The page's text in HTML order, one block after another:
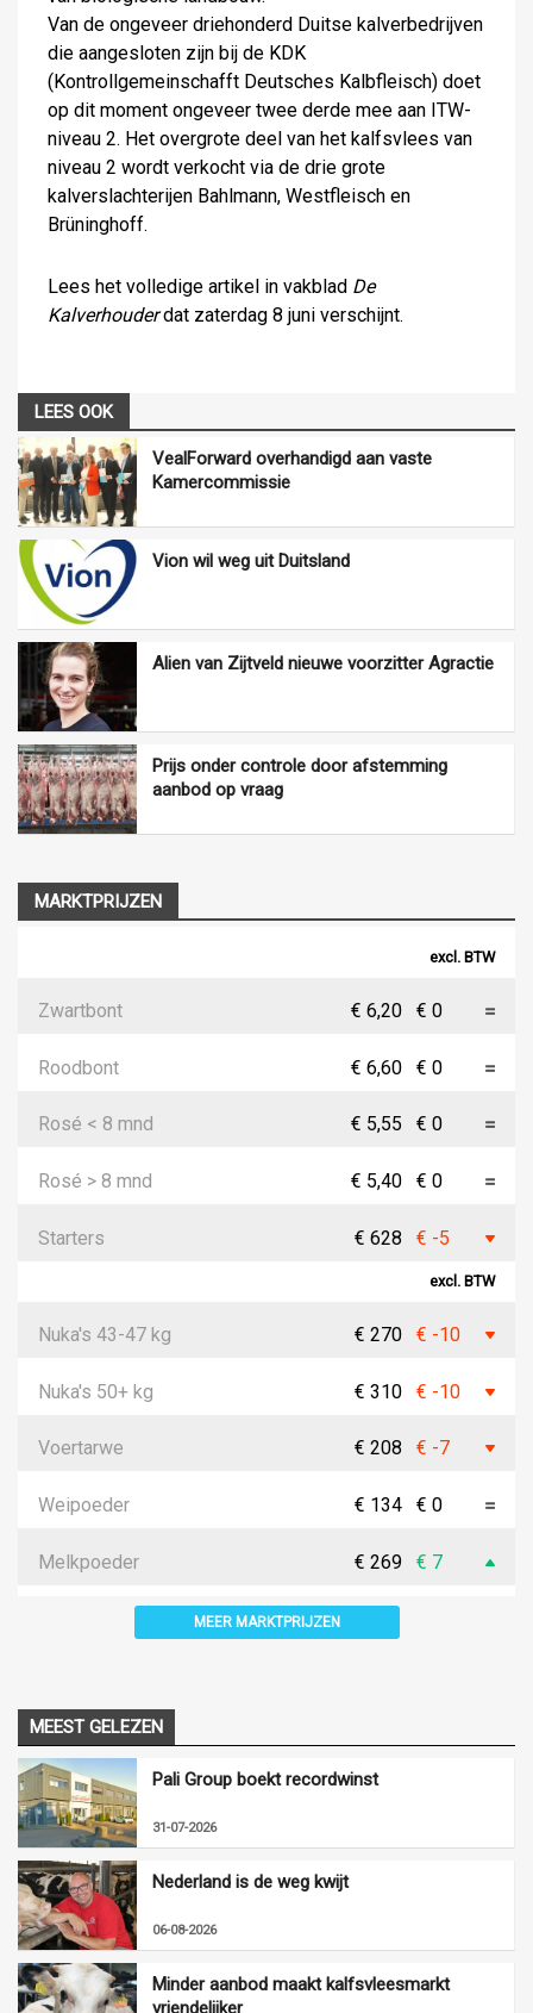
Van de ongeveer driehonderd Duitse kalverbedrijven
die aangesloten zijn bij de KDK
(Kontrollgemeinschafft Deutsches Kalbfleisch) doet
op dit moment ongeveer twee derde mee aan ITW-
niveau 2. Het overgrote deel van het kalfsvlees van
niveau 2 wordt verkocht via de drie grote
kalverslachterijen Bahlmann, Westfleisch en
Brüninghoff.
Lees het volledige artikel in vakblad De
Kalverhouderdat zaterdag 8 juni verschijnt.
LEES OOK
VealForward overhandigd aan vaste
Kamercommissie
Vion wil weg uit Duitsland
Alien van Zijtveld nieuwe voorzitter Agractie
Prijs onder controle door afstemming
aanbod op vraag
MARKTPRIJZEN
excl. BTW
Zwartbont € 6,20 € 0
Roodbont € 6,60 € 0
Rosé < 8 mnd € 5,55 € 0
Rosé > 8 mnd € 5,40 € 0
Starters € 628 € -5
excl. BTW
Nuka's 43-47 kg € 270 € -10
Nuka's 50+ kg € 310 € -10
Voertarwe € 208 € -7
Weipoeder € 134 € 0
Melkpoeder € 269 € 7
MEER MARKTPRIJZEN
MEEST GELEZEN
Pali Group boekt recordwinst
31-07-2026
Nederland is de weg kwijt
06-08-2026
Minder aanbod maakt kalfsvleesmarkt
vriendelijker